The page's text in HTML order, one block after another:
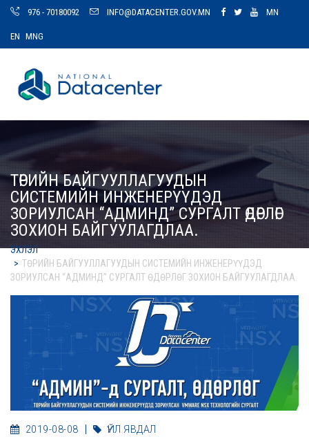
976 - 70180092 INFO@DATACENTER.GOV.MN MN
EN MNG
ТӨРИЙН БАЙГУУЛЛАГУУДЫН
СИСТЕМИЙН ИНЖЕНЕРҮҮДЭД
ЗОРИУЛСАН “АДМИНД” СУРГАЛТ ӨДӨРЛӨГ
ЗОХИОН БАЙГУУЛАГДЛАА.
ЭХЛЭЛ
ТӨРИЙН БАЙГУУЛЛАГУУДЫН СИСТЕМИЙН ИНЖЕНЕРҮҮДЭД
ЗОРИУЛСАН “АДМИНД” СУРГАЛТ ӨДӨРЛӨГ ЗОХИОН БАЙГУУЛАГДЛАА.
2019-08-08 ҮЙЛ ЯВДАЛ